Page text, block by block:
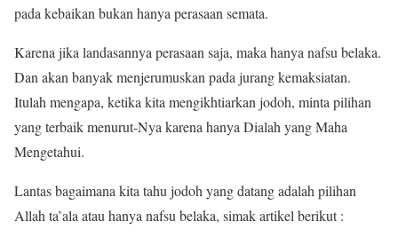
pada kebaikan bukan hanya perasaan semata.
Karena jika landasannya perasaan saja, maka hanya nafsu belaka.
Dan akan banyak menjerumuskan pada jurang kemaksiatan.
Itulah mengapa, ketika kita mengikhtiarkan jodoh, minta pilihan
yang terbaik menurut-Nya karena hanya Dialah yang Maha
Mengetahui.
Lantas bagaimana kita tahu jodoh yang datang adalah pilihan
Allah ta’ala atau hanya nafsu belaka, simak artikel berikut :